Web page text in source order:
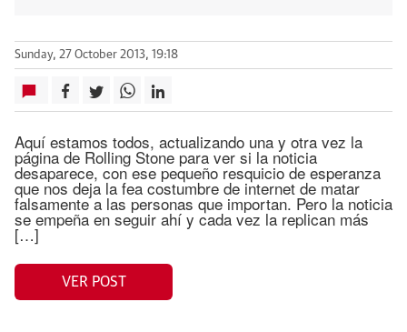
Sunday, 27 October 2013, 19:18
Aquí estamos todos, actualizando una y otra vez la
página de Rolling Stone para ver si la noticia
desaparece, con ese pequeño resquicio de esperanza
que nos deja la fea costumbre de internet de matar
falsamente a las personas que importan. Pero la noticia
se empeña en seguir ahí y cada vez la replican más
[…]
VER POST